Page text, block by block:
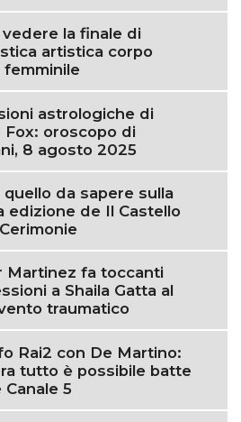
vedere la finale di
artistica corpo
femminile
astrologiche di
Fox: oroscopo di
8 agosto 2025
da sapere sulla
edizione de Il Castello
Martinez fa toccanti
a Shaila Gatta al
traumatico
Rai2 con De Martino:
tutto è possibile batte
Canale 5